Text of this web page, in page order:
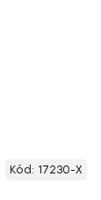
Kód: 17230-X